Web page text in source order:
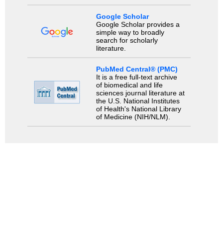
Google Scholar
Google Scholar provides a
simple way to broadly
search for scholarly
literature.
PubMed Central® (PMC)
It is a free full-text archive
of biomedical and life
sciences journal literature at
the U.S. National Institutes
of Health's National Library
of Medicine (NIH/NLM).